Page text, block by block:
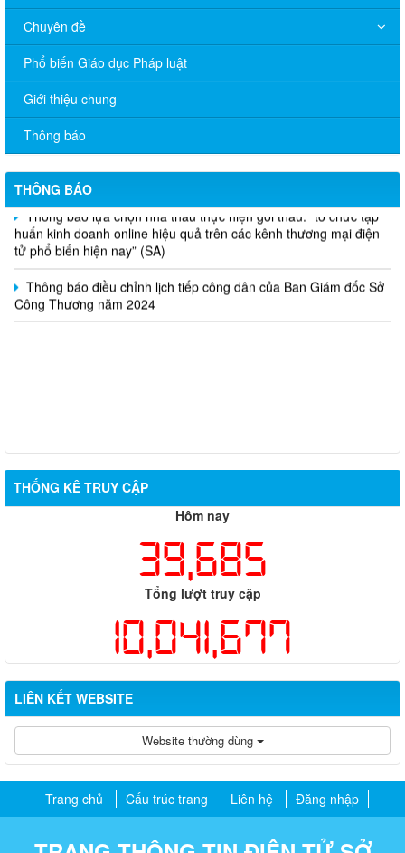
Chuyên đề
Phổ biến Giáo dục Pháp luật
Giới thiệu chung
Thông báo
THÔNG BÁO
V/v đề nghị báo cáo hệ thống phân phối, nhãn hiệu hàng hóa
và hoạt động mua bán khí trên địa bàn tỉnh năm 2025 (nhắc lần
2).
Thông báo bán thanh lý tài sản công theo hình thức chỉ định
Thông báo lựa chọn nhà thầu thực hiện gói thầu: “tổ chức tập
huấn kinh doanh online hiệu quả trên các kênh thương mại điện
tử phổ biến hiện nay” (SA)
Thông báo điều chỉnh lịch tiếp công dân của Ban Giám đốc Sở
Công Thương năm 2024
THỐNG KÊ TRUY CẬP
Hôm nay
39,685
Tổng lượt truy cập
10,041,677
LIÊN KẾT WEBSITE
Website thường dùng
Trang chủ Cấu trúc trang Liên hệ Đăng nhập